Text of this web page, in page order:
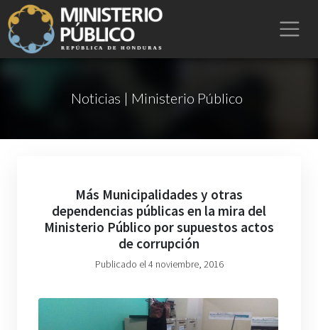
Noticias | Ministerio Público
Más Municipalidades y otras
dependencias públicas en la mira del
Ministerio Público por supuestos actos
de corrupción
Publicado el 4 noviembre, 2016